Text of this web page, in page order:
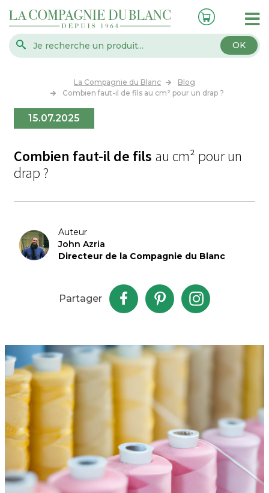
OK
La Compagnie du Blanc
Blog
Combien faut-il de fils au cm² pour un drap ?
15.07.2025
Combien faut-il de fils au cm² pour un
drap ?
Auteur
John Azria
Directeur de la Compagnie du Blanc
Partager